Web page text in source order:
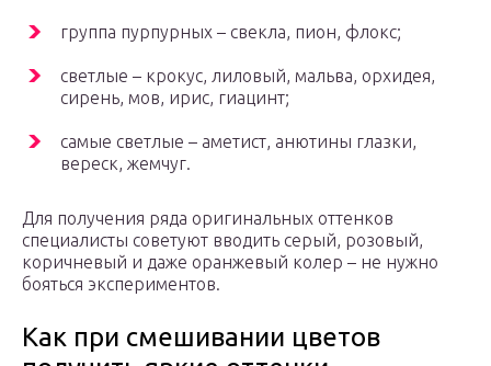
группа пурпурных – свекла, пион, флокс;
светлые – крокус, лиловый, мальва, орхидея,
сирень, мов, ирис, гиацинт;
самые светлые – аметист, анютины глазки,
вереск, жемчуг.
Для получения ряда оригинальных оттенков
специалисты советуют вводить серый, розовый,
коричневый и даже оранжевый колер – не нужно
бояться экспериментов.
Как при смешивании цветов